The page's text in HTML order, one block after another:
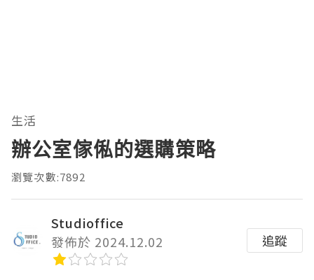
生活
辦公室傢俬的選購策略
瀏覽次數:7892
Studioffice
發佈於 2024.12.02
追蹤